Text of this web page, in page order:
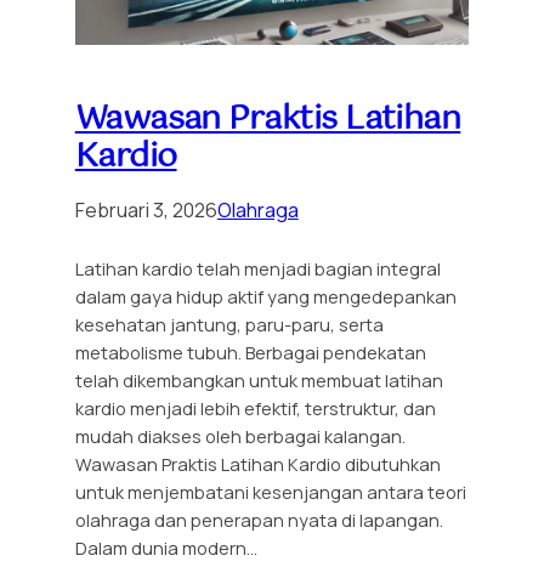
Wawasan Praktis Latihan
Kardio
Februari 3, 2026Olahraga
Latihan kardio telah menjadi bagian integral
dalam gaya hidup aktif yang mengedepankan
kesehatan jantung, paru-paru, serta
metabolisme tubuh. Berbagai pendekatan
telah dikembangkan untuk membuat latihan
kardio menjadi lebih efektif, terstruktur, dan
mudah diakses oleh berbagai kalangan.
Wawasan Praktis Latihan Kardio dibutuhkan
untuk menjembatani kesenjangan antara teori
olahraga dan penerapan nyata di lapangan.
Dalam dunia modern…